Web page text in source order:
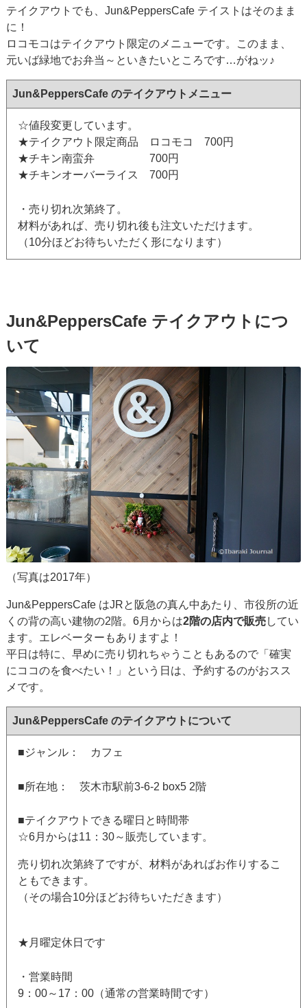
テイクアウトでも、Jun&PeppersCafe テイストはそのまま
に！
ロコモコはテイクアウト限定のメニューです。このまま、
元いば緑地でお弁当～といきたいところです…がねッ♪
Jun&PeppersCafe のテイクアウトメニュー
☆値段変更しています。
★テイクアウト限定商品 ロコモコ 700円
★チキン南蛮弁 700円
★チキンオーバーライス 700円
・売り切れ次第終了。
材料があれば、売り切れ後も注文いただけます。
（10分ほどお待ちいただく形になります）
Jun&PeppersCafe テイクアウトにつ
いて
（写真は2017年）
Jun&PeppersCafe はJRと阪急の真ん中あたり、市役所の近
くの背の高い建物の2階。6月からは2階の店内で販売してい
ます。エレベーターもありますよ！
平日は特に、早めに売り切れちゃうこともあるので「確実
にココのを食べたい！」という日は、予約するのがおスス
メです。
Jun&PeppersCafe のテイクアウトについて
■ジャンル： カフェ
■所在地： 茨木市駅前3-6-2 box5 2階
■テイクアウトできる曜日と時間帯
☆6月からは11：30～販売しています。
売り切れ次第終了ですが、材料があればお作りするこ
ともできます。
（その場合10分ほどお待ちいただきます）
★月曜定休日です
・営業時間
9：00～17：00（通常の営業時間です）